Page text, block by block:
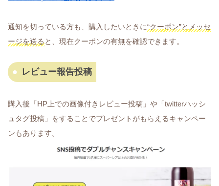
通知を切っている方も、購入したいときに“クーポン”とメッセ
ージを送る と、現在クーポンの有無を確認できます。
レビュー報告投稿
購入後「HP上での画像付きレビュー投稿」や「twitterハッシ
ュタグ投稿」をすることでプレゼントがもらえるキャンペー
ンもあります。